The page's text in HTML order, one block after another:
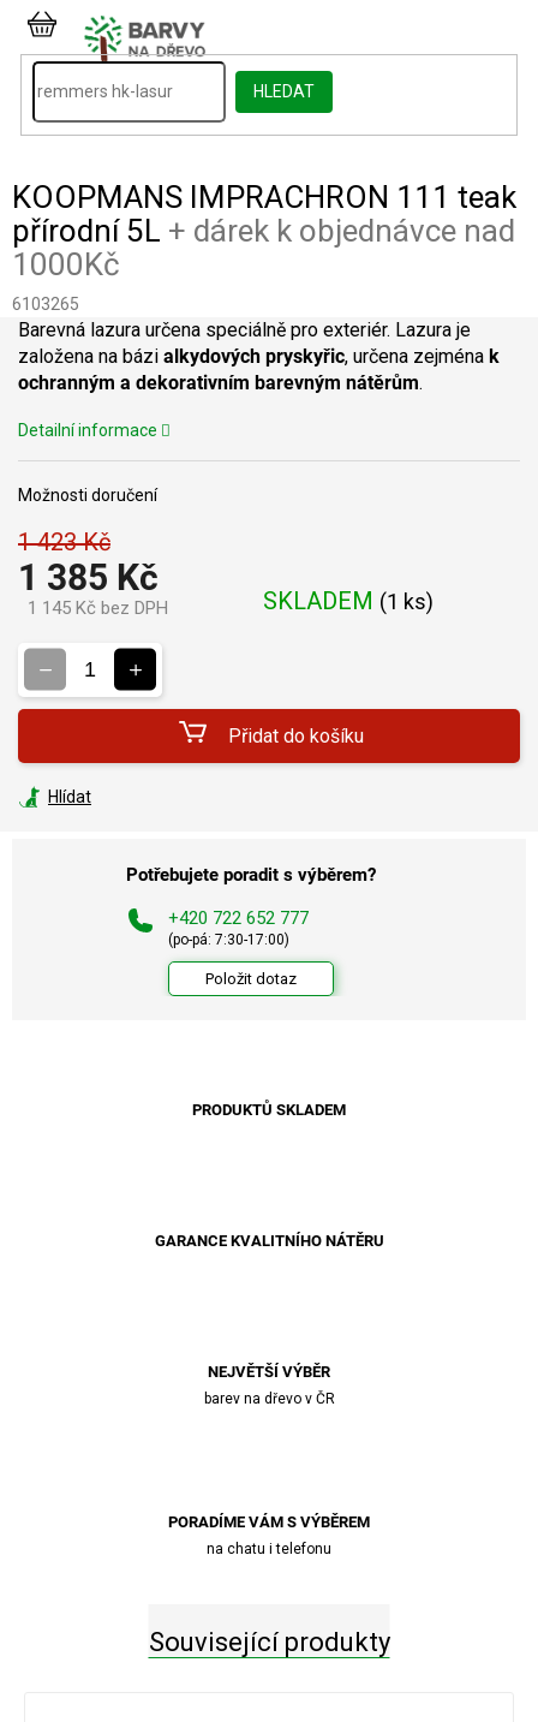
Přejít
obsah
HLEDAT
NÁKUPNÍ
KOŠÍK
KOOPMANS IMPRACHRON 111 teak
přírodní 5L + dárek k objednávce nad
1000Kč
6103265
1 423 Kč
1 385 Kč
1 145 Kč bez DPH SKLADEM (1 ks)
Možnosti doručení
Přidat do košíku
Barevná lazura určena speciálně pro exteriér. Lazura je
založena na bázi alkydových pryskyřic, určena zejména k
ochranným a dekorativním barevným nátěrům.
Detailní informace
Hlídat
Potřebujete poradit s výběrem?
+420 722 652 777
(po-pá: 7:30-17:00)
Položit dotaz
PRODUKTŮ SKLADEM
GARANCE KVALITNÍHO NÁTĚRU
NEJVĚTŠÍ VÝBĚR
barev na dřevo v ČR
PORADÍME VÁM S VÝBĚREM
na chatu i telefonu
Související produkty